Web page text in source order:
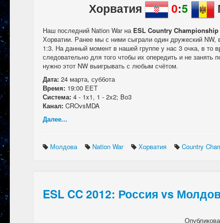
Хорватия 0:5
Наш последний Nation War на ESL Country Championship
Хорватии. Ранее мы с ними сыграли один дружеский NW,
1:3. На данный момент в нашей группе у нас 3 очка, в то
следовательно для того чтобы их опередить и не занять
нужно этот NW выигрывать с любым счётом.
Дата: 24 марта, суббота
Время: 19:00 EET
Система: 4 - 1x1, 1 - 2x2; Bo3
Канал: CROvsMDA
Далее...
Молдова Nation War Хорватия Country
ESL CC 2012: Россия vs